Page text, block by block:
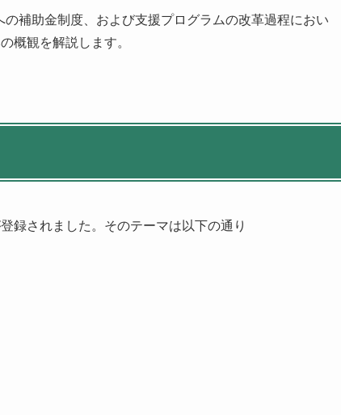
の補助金制度、および支援プログラムの改革過程におい
概観を解説します。
録されました。そのテーマは以下の通り